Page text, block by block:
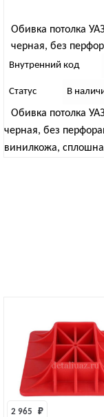
Обивка потолка
черная, без
винилкожа
Внутренний код
Статус В
Обивка потолка
черная, без
винилкожа,
2 965 ₽